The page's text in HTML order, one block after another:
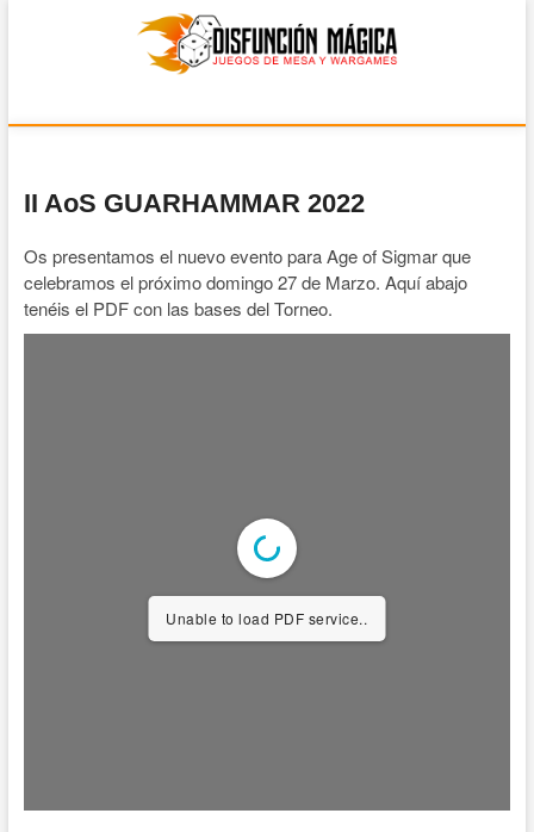
Disfunción Mágica
II AoS GUARHAMMAR 2022
Os presentamos el nuevo evento para Age of Sigmar que
celebramos el próximo domingo 27 de Marzo. Aquí abajo
tenéis el PDF con las bases del Torneo.
Unable to load PDF service..